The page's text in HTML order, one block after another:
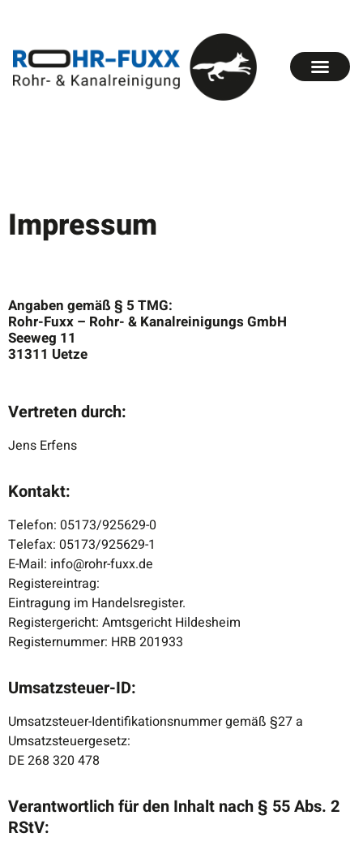
Impressum
Angaben gemäß § 5 TMG:
Rohr-Fuxx – Rohr- & Kanalreinigungs GmbH
Seeweg 11
31311 Uetze
Vertreten durch:
Jens Erfens
Kontakt:
Telefon: 05173/925629-0
Telefax: 05173/925629-1
E-Mail: info@rohr-fuxx.de
Registereintrag:
Eintragung im Handelsregister.
Registergericht: Amtsgericht Hildesheim
Registernummer: HRB 201933
Umsatzsteuer-ID:
Umsatzsteuer-Identifikationsnummer gemäß §27 a
Umsatzsteuergesetz:
DE 268 320 478
Verantwortlich für den Inhalt nach § 55 Abs. 2
RStV: